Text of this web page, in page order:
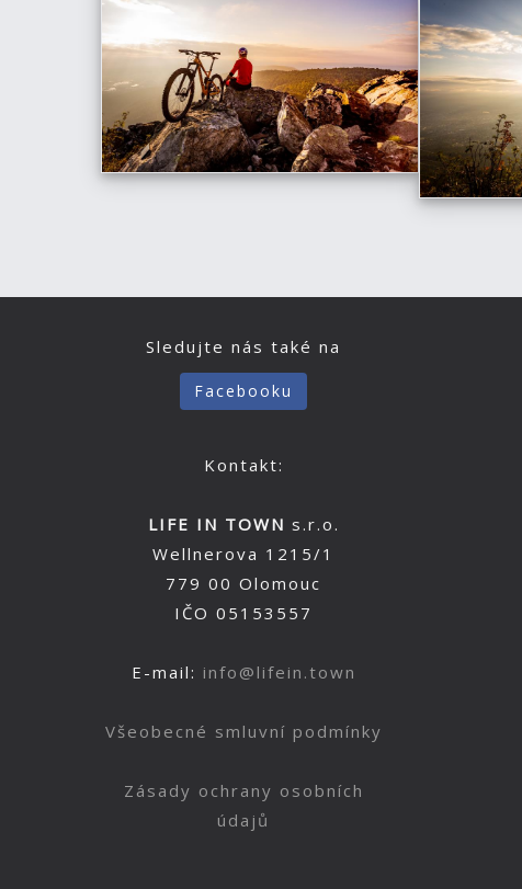
Sledujte nás také na
Facebooku
Kontakt:
LIFE IN TOWN s.r.o.
Wellnerova 1215/1
779 00 Olomouc
IČO 05153557
E-mail: info@lifein.town
Všeobecné smluvní podmínky
Zásady ochrany osobních
údajů